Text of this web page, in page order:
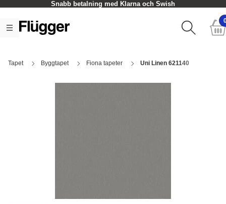
Snabb betalning med Klarna och Swish
Tapet Byggtapet Fiona tapeter Uni Linen 621140